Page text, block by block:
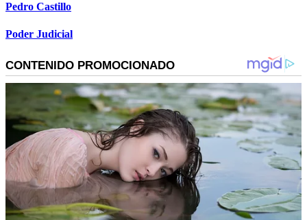
Pedro Castillo
Poder Judicial